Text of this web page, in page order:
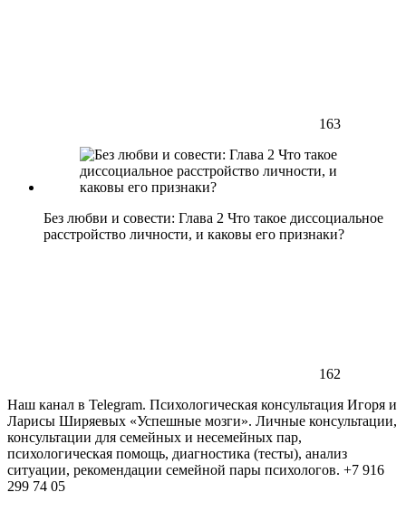
163
Без любви и совести: Глава 2 Что такое диссоциальное
расстройство личности, и каковы его признаки?
162
Наш канал в Telegram. Психологическая консультация Игоря и
Ларисы Ширяевых «Успешные мозги». Личные консультации,
консультации для семейных и несемейных пар,
психологическая помощь, диагностика (тесты), анализ
ситуации, рекомендации семейной пары психологов. +7 916
299 74 05